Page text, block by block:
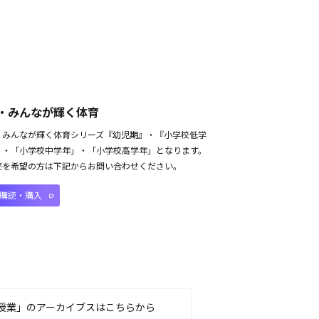
みんなが輝く体育
みんなが輝く体育シリーズ『幼児期』・『小学校低学
「小学校中学年」・「小学校高学年」となります。
希望の方は下記からお問い合わせください。
読・購入
業」のアーカイブスはこちらから